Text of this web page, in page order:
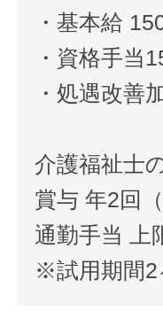
・基本給
・資格手当
・処遇改善
介護福祉士
賞与 年2回
通勤手当 上
※試用期間2